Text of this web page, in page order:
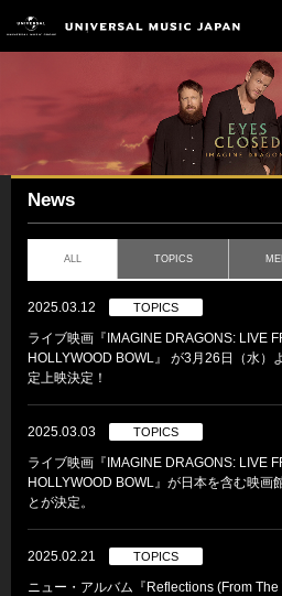
News
ALL TOPICS
2025.03.12 TOPICS
ライブ映画『IMAGINE DRAGONS: LIVE
HOLLYWOOD BOWL』 が3月26日（水）
定上映決定！
2025.03.03 TOPICS
ライブ映画『IMAGINE DRAGONS: LIVE
HOLLYWOOD BOWL』が日本を含む映画
とが決定。
2025.02.21 TOPICS
ニュー・アルバム『Reflections (From The